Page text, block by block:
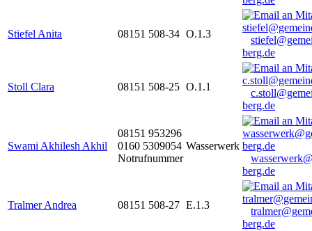
Stiefel Anita 08151 508-34 O.1.3
berg.de
Stoll Clara 08151 508-25 O.1.1
berg.de
Swami Akhilesh Akhil
08151 953296
0160 5309054
Notrufnummer
Wasserwerk
berg.de
Tralmer Andrea 08151 508-27 E.1.3
berg.de